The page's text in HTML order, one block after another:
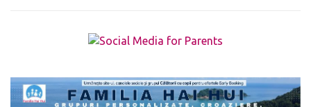
The form you have selected does not exist.